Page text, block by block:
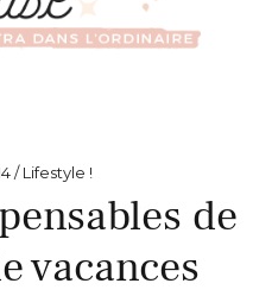
Lifestyle !
de
vacances